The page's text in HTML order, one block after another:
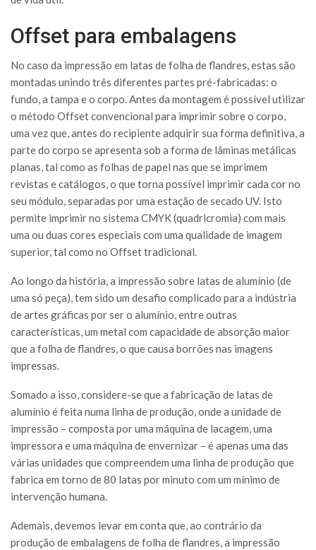
Offset para embalagens
No caso da impressão em latas de folha de flandres, estas são
montadas unindo três diferentes partes pré-fabricadas: o
fundo, a tampa e o corpo. Antes da montagem é possível utilizar
o método Offset convencional para imprimir sobre o corpo,
uma vez que, antes do recipiente adquirir sua forma definitiva, a
parte do corpo se apresenta sob a forma de lâminas metálicas
planas, tal como as folhas de papel nas que se imprimem
revistas e catálogos, o que torna possível imprimir cada cor no
seu módulo, separadas por uma estação de secado UV. Isto
permite imprimir no sistema CMYK (quadricromia) com mais
uma ou duas cores especiais com uma qualidade de imagem
superior, tal como no Offset tradicional.
Ao longo da história, a impressão sobre latas de alumínio (de
uma só peça), tem sido um desafio complicado para a indústria
de artes gráficas por ser o alumínio, entre outras
características, um metal com capacidade de absorção maior
que a folha de flandres, o que causa borrões nas imagens
impressas.
Somado a isso, considere-se que a fabricação de latas de
alumínio é feita numa linha de produção, onde a unidade de
impressão – composta por uma máquina de lacagem, uma
impressora e uma máquina de envernizar – é apenas uma das
várias unidades que compreendem uma linha de produção que
fabrica em torno de 80 latas por minuto com um mínimo de
intervenção humana.
Ademais, devemos levar em conta que, ao contrário da
produção de embalagens de folha de flandres, a impressão